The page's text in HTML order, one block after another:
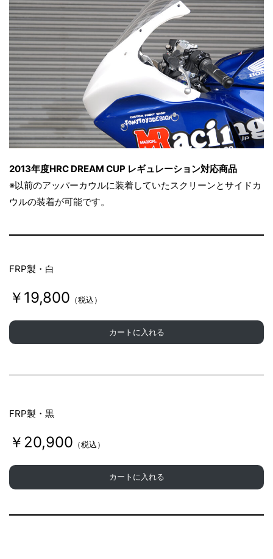
2013年度HRC DREAM CUP レギュレーション対応商品
※以前のアッパーカウルに装着していたスクリーンとサイドカ
ウルの装着が可能です。
FRP製・白
￥19,800 （税込）
カートに入れる
FRP製・黒
￥20,900 （税込）
カートに入れる